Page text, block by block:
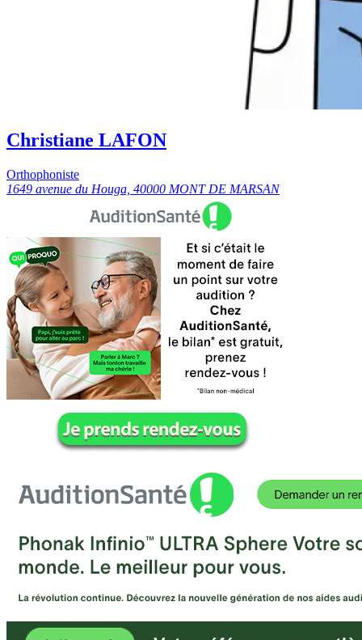
Christiane LAFON
Orthophoniste
1649 avenue du Houga, 40000 MONT DE MARSAN